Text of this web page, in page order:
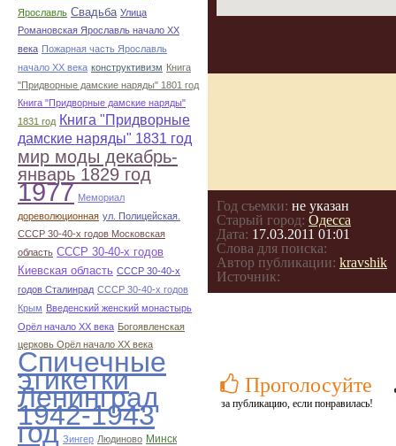
Ярославль Свадьба Улица
Романовская Ярославль начало ХХ
века Пожарная часть Ярославль
начало ХХ века конструктивизм Книга
"Придворные дамские наряды" 1801 год
Книга "Придворные дамские наряды"
1831 год Книга "Придворные
дамские наряды" 1831 год
мир моды декабрь-
январь 1829 год
1977 Мемориал
дореволюционная ул. Полицейская.
СССР 30-40-х годов Московская
область СССР 30-40-х годов
Киевская область СССР 30-40-х
годов Сталинрад СССР 30-40-х годов
Крым Введенский женский монастырь
Орёл начало ХХ века Богоявленская
церковь Орёл начало ХХ века
Спичечные
этикетки
Ленинград
1942-1943
год Зингер Людиново Минск
Год съемки: не указан
Старый город: Одесса
Дата: 17.03.2011 01:01
Слова для поиска:
Автор публикации: kravshik
Источник:
Проголосуйте
за публикацию, если понравилась!